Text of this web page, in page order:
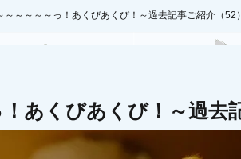
～～～～～っ！あくびあくび！～過去記事ご紹介（52）
あくびあくび！～過去